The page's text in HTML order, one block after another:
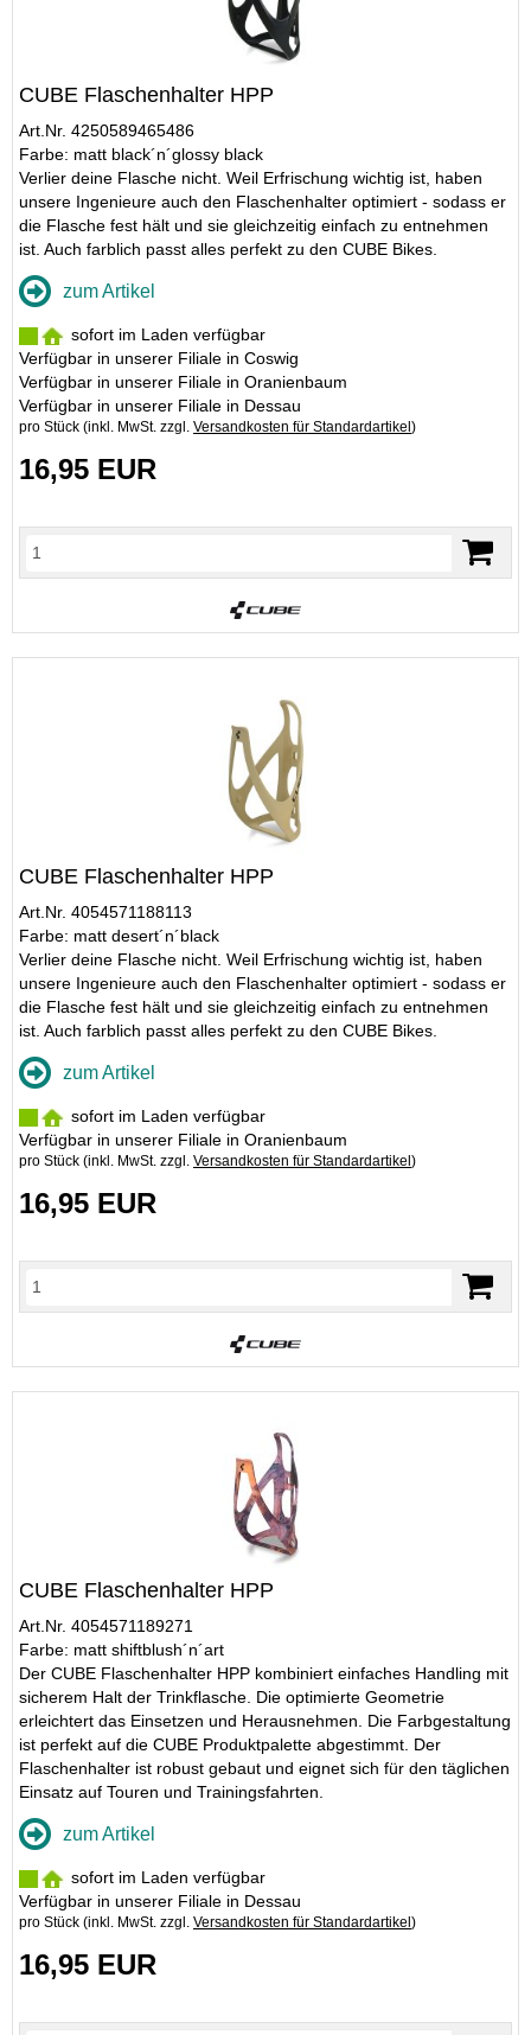
CUBE Flaschenhalter HPP
Art.Nr. 4250589465486
Farbe: matt black´n´glossy black
Verlier deine Flasche nicht. Weil Erfrischung wichtig ist, haben
unsere Ingenieure auch den Flaschenhalter optimiert - sodass er
die Flasche fest hält und sie gleichzeitig einfach zu entnehmen
ist. Auch farblich passt alles perfekt zu den CUBE Bikes.
zum Artikel
sofort im Laden verfügbar
Verfügbar in unserer Filiale in Coswig
Verfügbar in unserer Filiale in Oranienbaum
Verfügbar in unserer Filiale in Dessau
pro Stück (inkl. MwSt. zzgl. Versandkosten für Standardartikel)
16,95 EUR
CUBE Flaschenhalter HPP
Art.Nr. 4054571188113
Farbe: matt desert´n´black
Verlier deine Flasche nicht. Weil Erfrischung wichtig ist, haben
unsere Ingenieure auch den Flaschenhalter optimiert - sodass er
die Flasche fest hält und sie gleichzeitig einfach zu entnehmen
ist. Auch farblich passt alles perfekt zu den CUBE Bikes.
zum Artikel
sofort im Laden verfügbar
Verfügbar in unserer Filiale in Oranienbaum
pro Stück (inkl. MwSt. zzgl. Versandkosten für Standardartikel)
16,95 EUR
CUBE Flaschenhalter HPP
Art.Nr. 4054571189271
Farbe: matt shiftblush´n´art
Der CUBE Flaschenhalter HPP kombiniert einfaches Handling mit
sicherem Halt der Trinkflasche. Die optimierte Geometrie
erleichtert das Einsetzen und Herausnehmen. Die Farbgestaltung
ist perfekt auf die CUBE Produktpalette abgestimmt. Der
Flaschenhalter ist robust gebaut und eignet sich für den täglichen
Einsatz auf Touren und Trainingsfahrten.
zum Artikel
sofort im Laden verfügbar
Verfügbar in unserer Filiale in Dessau
pro Stück (inkl. MwSt. zzgl. Versandkosten für Standardartikel)
16,95 EUR